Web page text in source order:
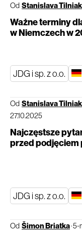
Od Stanislava Tilniak
Ważne terminy
w Niemczech w
JDG i sp. z o.o.
Od Stanislava Tilniak
27.10.2025
Najczęstsze
przed podjęciem
JDG i sp. z o.o.
Od Šimon Briatka·5-